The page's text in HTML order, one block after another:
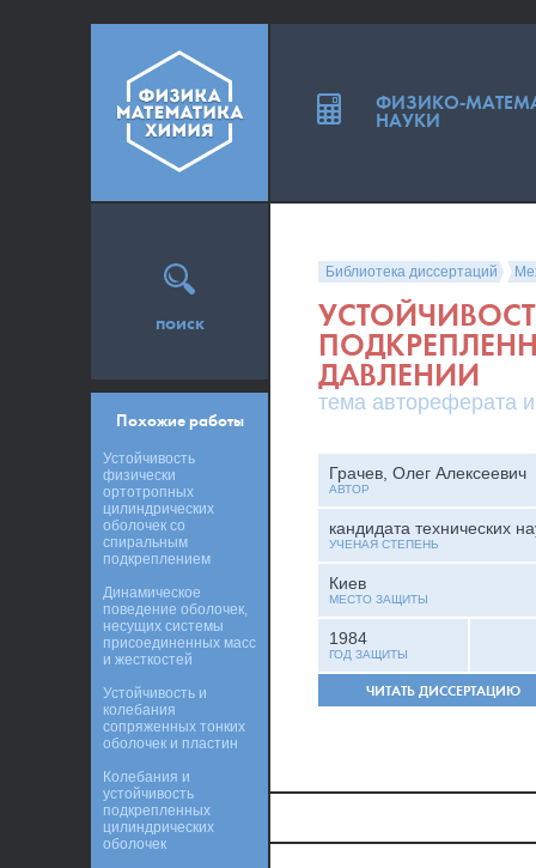
Библиотека диссертаций
ДАВЛЕНИИ
тема автореферата
Грачев, Олег Алексеевич
АВТОР
кандидата технических
УЧЕНАЯ СТЕПЕНЬ
Киев
МЕСТО ЗАЩИТЫ
1984
ГОД ЗАЩИТЫ
ЧИТАТЬ ДИССЕРТАЦИЮ
поиск
Похожие работы
Устойчивость
физически
ортотропных
цилиндрических
оболочек со
спиральным
подкреплением
Динамическое
поведение оболочек,
несущих системы
присоединенных масс
и жесткостей
Устойчивость и
колебания
сопряженных тонких
оболочек и пластин
Колебания и
устойчивость
подкрепленных
цилиндрических
оболочек
ФИЗИКО-
НАУКИ